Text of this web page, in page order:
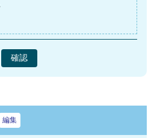
確認
編集